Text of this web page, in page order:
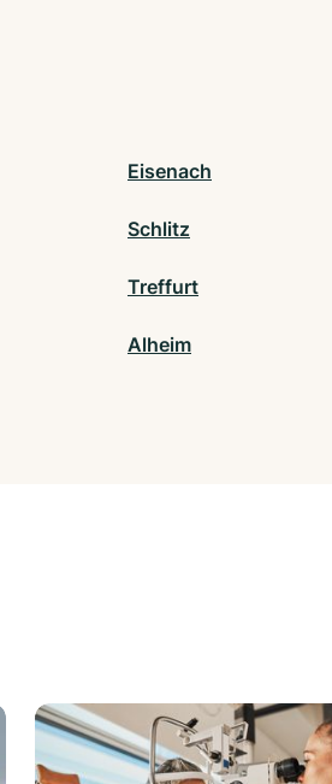
Eisenach
Schlitz
Treffurt
Alheim